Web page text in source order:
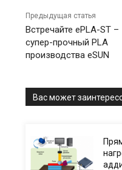
Предыдущая статья
Встречайте ePLA-ST –
супер-прочный PLA
производства eSUN
Вас может